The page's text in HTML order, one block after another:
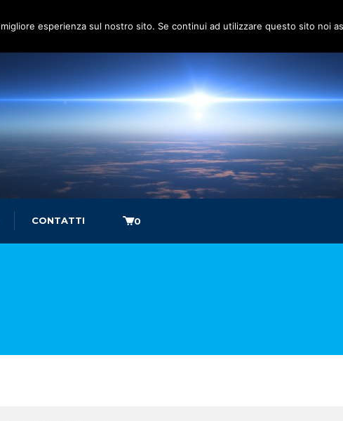
CONTATTI 0
esperienza sul nostro sito. Se continui ad utilizzare questo sito noi